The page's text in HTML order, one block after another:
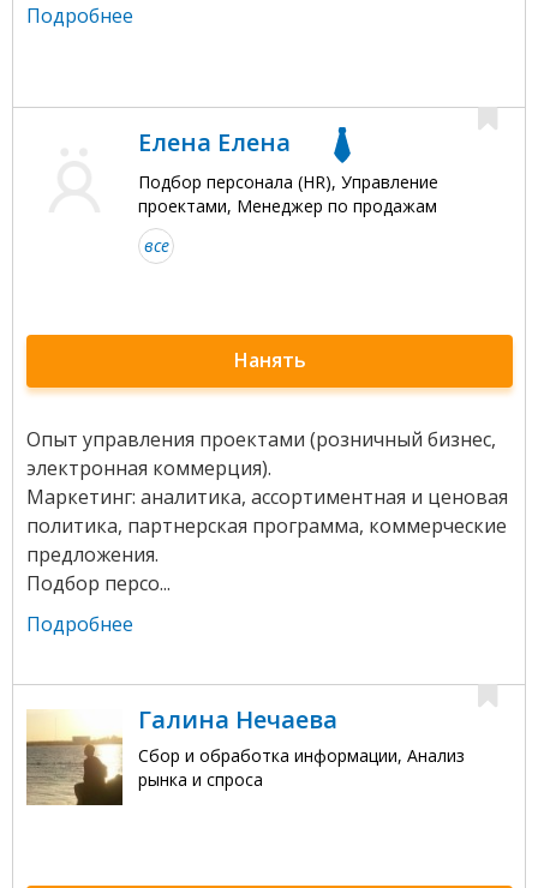
Подробнее
Елена Елена
Подбор персонала (HR), Управление
проектами, Менеджер по продажам
все
Нанять
Опыт управления проектами (розничный бизнес,
электронная коммерция).
Маркетинг: аналитика, ассортиментная и ценовая
политика, партнерская программа, коммерческие
предложения.
Подбор персо...
Подробнее
Галина Нечаева
Сбор и обработка информации, Анализ
рынка и спроса